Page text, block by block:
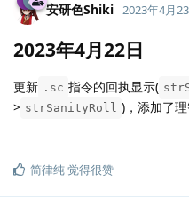
安研色Shiki 2023年4月
2023年4月22日
更新 .sc 指令的回执显示(
> strSanityRoll )，添加了
简律纯觉得很赞